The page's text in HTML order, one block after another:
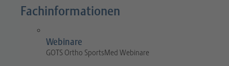
Fachinformationen
Webinare
GOTS Ortho SportsMed Webinare